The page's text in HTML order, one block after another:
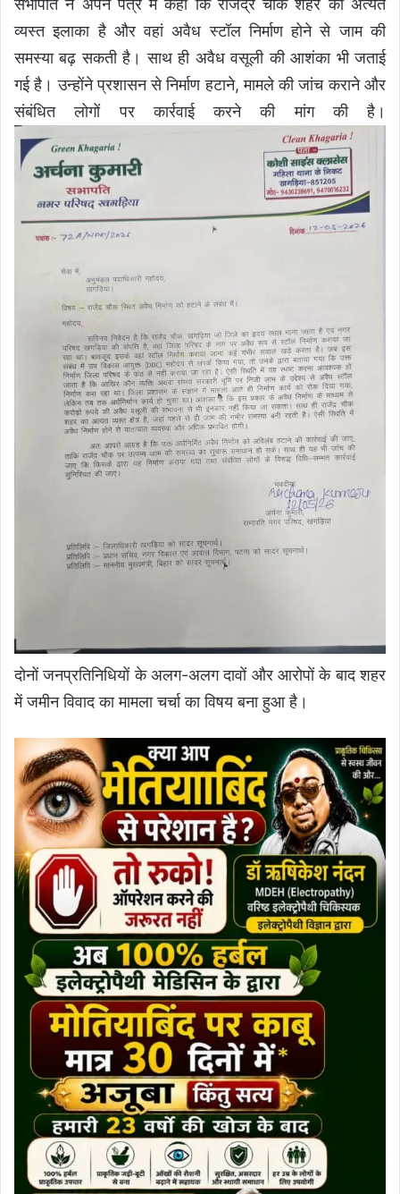
सभापति ने अपने पत्र में कहा कि राजेंद्र चौक शहर का अत्यंत
व्यस्त इलाका है और वहां अवैध स्टॉल निर्माण होने से जाम की
समस्या बढ़ सकती है। साथ ही अवैध वसूली की आशंका भी जताई
गई है। उन्होंने प्रशासन से निर्माण हटाने, मामले की जांच कराने और
संबंधित लोगों पर कार्रवाई करने की मांग की है।
दोनों जनप्रतिनिधियों के अलग-अलग दावों और आरोपों के बाद शहर
में जमीन विवाद का मामला चर्चा का विषय बना हुआ है।